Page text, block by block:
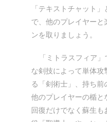
「テキストチャット
で、他のプレイヤーと
ンを取りましょう。
「ミトラスフィア」
な剣技によって単体
る「剣術士」、持ち
他のプレイヤーの楯と
回復だけでなく蘇生も